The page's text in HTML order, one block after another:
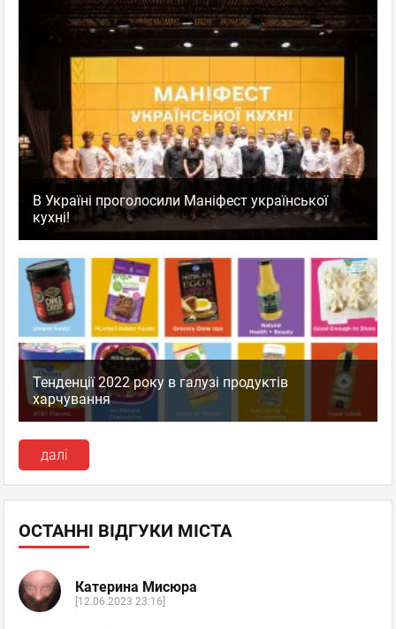
В Україні проголосили Маніфест української
кухні!
Тенденції 2022 року в галузі продуктів
харчування
далі
ОСТАННІ ВІДГУКИ МІСТА
Катерина Мисюра
[12.06.2023 23:16]